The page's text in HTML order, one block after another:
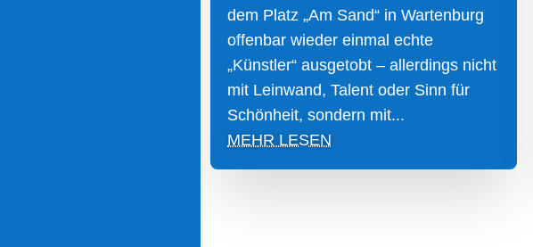
dem Platz „Am Sand“ in Wartenburg
offenbar wieder einmal echte
„Künstler“ ausgetobt – allerdings nicht
mit Leinwand, Talent oder Sinn für
Schönheit, sondern mit...
MEHR LESEN